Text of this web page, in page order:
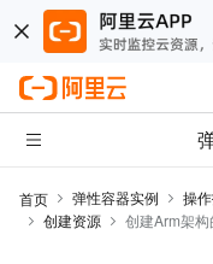
首页 弹性容器实例 操
创建资源
创建Arm架构